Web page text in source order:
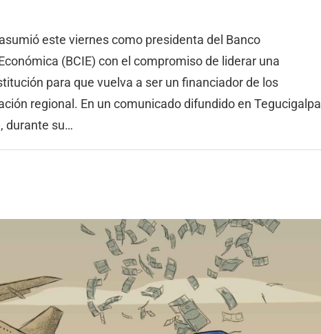
este viernes como presidenta del Banco
(BCIE) con el compromiso de liderar una
para que vuelva a ser un financiador de los
regional. En un comunicado difundido en Tegucigalpa
durante su…